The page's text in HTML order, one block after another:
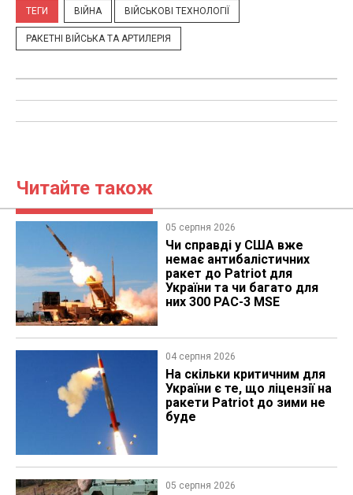
ТЕГИ ВІЙНА ВІЙСЬКОВІ ТЕХНОЛОГІЇ
РАКЕТНІ ВІЙСЬКА ТА АРТИЛЕРІЯ
Читайте також
05 серпня 2026
Чи справді у США вже
немає антибалістичних
ракет до Patriot для
України та чи багато для
них 300 PAC-3 MSE
04 серпня 2026
На скільки критичним для
України є те, що ліцензії на
ракети Patriot до зими не
буде
05 серпня 2026